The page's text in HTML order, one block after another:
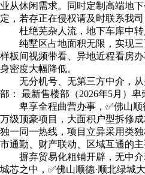
业从休闲需求。同时定制高端地
定，若存正在侵权请及时联系我
杜绝芜杂人流，地下车库中转入
纯墅区占地面积无限，实现三
样板间视频带看、异地近程看房
身密度大幅降低。
无分机号、无第三方中介，从
部： 最新售楼部（2026年5月）
卑享全程曲营办事，✅佛山顺
万级顶豪项目，大面积户型拆修
独一同一热线，项目立异采用类
市通勤、财产联动、区域互通的
摒弃贸易化粗铺开辟，无中介
城芯之中，✅佛山顺德·顺北绿城